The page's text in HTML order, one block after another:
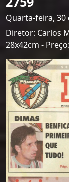
Quarta-feira, 30
Diretor: Carlos
28x42cm -